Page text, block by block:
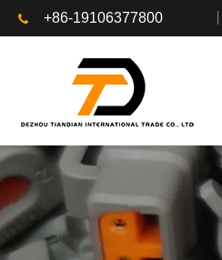
+86-19106377800